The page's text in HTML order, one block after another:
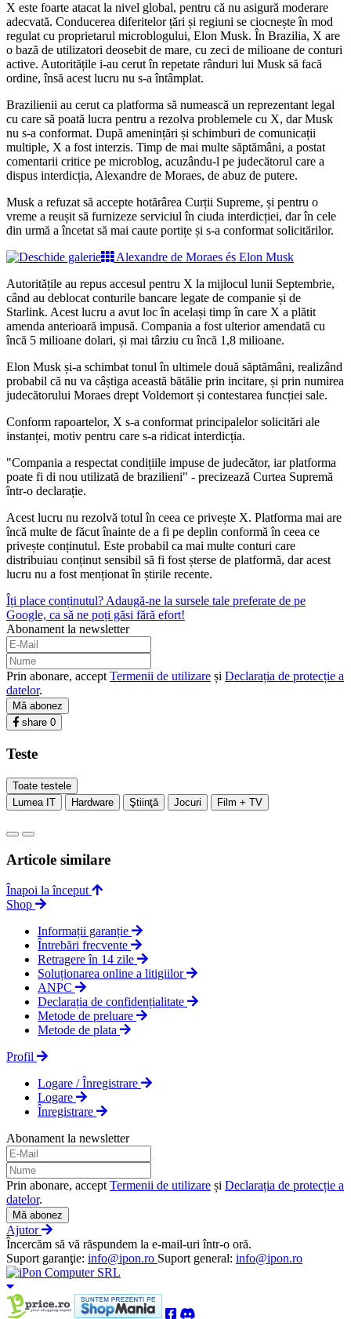
X este foarte atacat la nivel global, pentru că nu asigură moderare
adecvată. Conducerea diferitelor țări și regiuni se ciocnește în mod
regulat cu proprietarul microblogului, Elon Musk. În Brazilia, X are
o bază de utilizatori deosebit de mare, cu zeci de milioane de conturi
active. Autoritățile i-au cerut în repetate rânduri lui Musk să facă
ordine, însă acest lucru nu s-a întâmplat.
Brazilienii au cerut ca platforma să numească un reprezentant legal
cu care să poată lucra pentru a rezolva problemele cu X, dar Musk
nu s-a conformat. După amenințări și schimburi de comunicații
multiple, X a fost interzis. Timp de mai multe săptămâni, a postat
comentarii critice pe microblog, acuzându-l pe judecătorul care a
dispus interdicția, Alexandre de Moraes, de abuz de putere.
Musk a refuzat să accepte hotărârea Curții Supreme, și pentru o
vreme a reușit să furnizeze serviciul în ciuda interdicției, dar în cele
din urmă a încetat să mai caute portițe și s-a conformat solicitărilor.
Alexandre de Moraes és Elon Musk
Autoritățile au repus accesul pentru X la mijlocul lunii Septembrie,
când au deblocat conturile bancare legate de companie și de
Starlink. Acest lucru a avut loc în același timp în care X a plătit
amenda anterioară impusă. Compania a fost ulterior amendată cu
încă 5 milioane dolari, și mai târziu cu încă 1,8 milioane.
Elon Musk și-a schimbat tonul în ultimele două săptămâni, realizând
probabil că nu va câștiga această bătălie prin incitare, și prin numirea
judecătorului Moraes drept Voldemort și contestarea funcției sale.
Conform rapoartelor, X s-a conformat principalelor solicitări ale
instanței, motiv pentru care s-a ridicat interdicția.
"Compania a respectat condițiile impuse de judecător, iar platforma
poate fi di nou utilizată de brazilieni" - precizează Curtea Supremă
într-o declarație.
Acest lucru nu rezolvă totul în ceea ce privește X. Platforma mai are
încă multe de făcut înainte de a fi pe deplin conformă în ceea ce
privește conținutul. Este probabil ca mai multe conturi care
distribuiau conținut sensibil să fi fost șterse de platformă, dar acest
lucru nu a fost menționat în știrile recente.
Îți place conținutul? Adaugă-ne la sursele tale preferate de pe
Google, ca să ne poți găsi fără efort!
Abonament la newsletter
Prin abonare, accept Termenii de utilizare și Declarația de protecție a
datelor.
Mă abonez
share 0
Teste
Toate testele
Lumea IT
Hardware Ştiinţă Jocuri Film + TV
Articole similare
Înapoi la început
Shop
Informații garanție
Întrebări frecvente
Retragere în 14 zile
Soluționarea online a litigiilor
ANPC
Declarația de confidențialitate
Metode de preluare
Metode de plata
Profil
Logare / Înregistrare
Logare
Înregistrare
Abonament la newsletter
Prin abonare, accept Termenii de utilizare și Declarația de protecție a
datelor.
Mă abonez
Ajutor
Încercăm să vă răspundem la e-mail-uri într-o oră.
Suport garanţie: info@ipon.ro Suport general: info@ipon.ro